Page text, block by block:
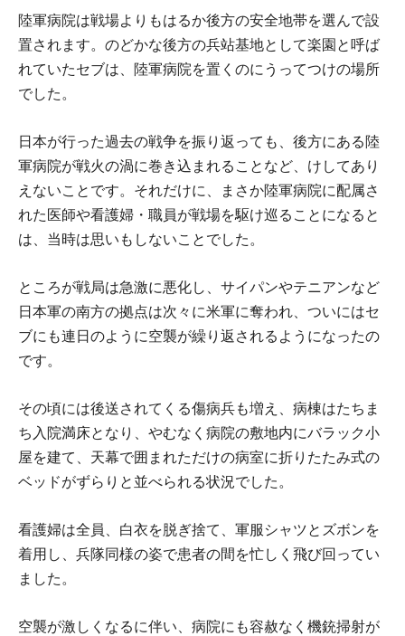
陸軍病院は戦場よりもはるか後方の安全地帯を選んで設
置されます。のどかな後方の兵站基地として楽園と呼ば
れていたセブは、陸軍病院を置くのにうってつけの場所
でした。
日本が行った過去の戦争を振り返っても、後方にある陸
軍病院が戦火の渦に巻き込まれることなど、けしてあり
えないことです。それだけに、まさか陸軍病院に配属さ
れた医師や看護婦・職員が戦場を駆け巡ることになると
は、当時は思いもしないことでした。
ところが戦局は急激に悪化し、サイパンやテニアンなど
日本軍の南方の拠点は次々に米軍に奪われ、ついにはセ
ブにも連日のように空襲が繰り返されるようになったの
です。
その頃には後送されてくる傷病兵も増え、病棟はたちま
ち入院満床となり、やむなく病院の敷地内にバラック小
屋を建て、天幕で囲まれただけの病室に折りたたみ式の
ベッドがずらりと並べられる状況でした。
看護婦は全員、白衣を脱ぎ捨て、軍服シャツとズボンを
着用し、兵隊同様の姿で患者の間を忙しく飛び回ってい
ました。
空襲が激しくなるに伴い、病院にも容赦なく機銃掃射が